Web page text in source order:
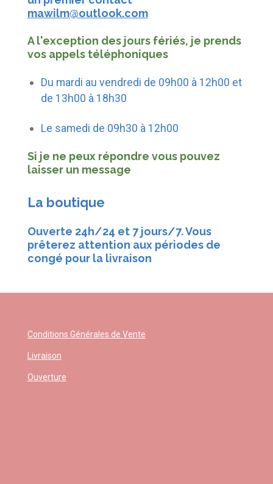
mawilm@outlook.com
A l'exception des jours fériés, je prends
vos appels téléphoniques
Du mardi au vendredi de 09h00 à 12h00 et
de 13h00 à 18h30
Le samedi de 09h30 à 12h00
Si je ne peux répondre vous pouvez
laisser un message
La boutique
Ouverte 24h/24 et 7 jours/7. Vous
prêterez attention aux périodes de
congé pour la livraison
Conditions Générales de Vente
Livraison
Ouverture